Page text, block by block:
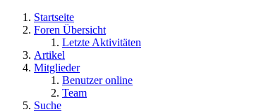
Startseite
Foren Übersicht
Letzte Aktivitäten
Artikel
Mitglieder
Benutzer online
Team
Suche